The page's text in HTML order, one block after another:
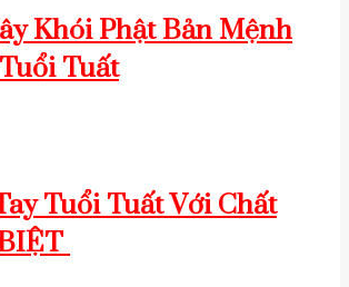
Khói Phật Bản Mệnh
Tuất
Tuổi Tuất Với Chất